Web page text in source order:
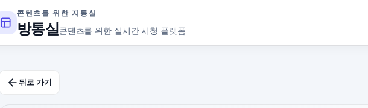
콘텐츠를 위한 지통실
방통실콘텐츠를 위한 실시간 시청 플랫폼
뒤로 가기